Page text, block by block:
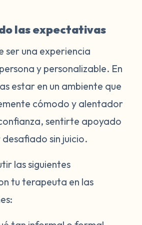
las expectativas
ser una experiencia
y personalizable. En
estar en un ambiente que
cómodo y alentador
sentirte apoyado
sin juicio.
las siguientes
tu terapeuta en las